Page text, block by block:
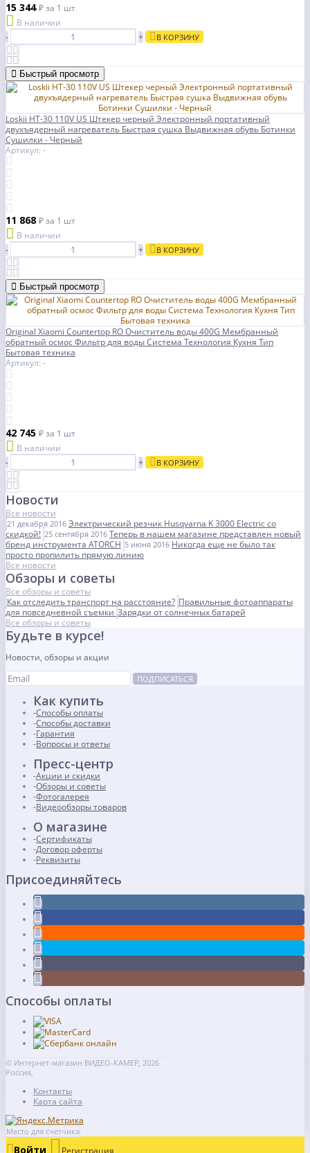
15 344₽за 1 шт
В наличии
-
+ В КОРЗИНУ
Быстрый просмотр
Loskii HT-30 110V US Штекер черный Электронный портативный
двухъядерный нагреватель Быстрая сушка Выдвижная обувь Ботинки
Сушилки - Черный
Артикул: -
11 868 ₽за 1 шт
В наличии
-
+ В КОРЗИНУ
Быстрый просмотр
Original Xiaomi Countertop RO Очиститель воды 400G Мембранный
обратный осмос Фильтр для воды Система Технология Кухня Тип
Бытовая техника
Артикул: -
42 745 ₽за 1 шт
В наличии
-
+ В КОРЗИНУ
Новости
Все новости
21 декабря 2016 Электрический резчик Husqvarna K 3000 Electric со
скидкой! 25 сентября 2016 Теперь в нашем магазине представлен новый
бренд инструмента ATORCH 5 июня 2016 Никогда еще не было так
просто пропилить прямую линию
Все новости
Обзоры и советы
Все обзоры и советы
Как отследить транспорт на расстояние? Правильные фотоаппараты
для повседневной съемки Зарядки от солнечных батарей
Все обзоры и советы
Будьте в курсе!
Новости, обзоры и акции
ПОДПИСАТЬСЯ
Как купить
Способы оплаты
Способы доставки
Гарантия
Вопросы и ответы
Пресс-центр
Акции и скидки
Обзоры и советы
Фотогалерея
Видеообзоры товаров
О магазине
Сертификаты
Договор оферты
Реквизиты
Присоединяйтесь
Способы оплаты
© Интернет-магазин ВИДЕО-КАМЕР, 2026
Россия,
Контакты
Карта сайта
Место для счетчика
Войти